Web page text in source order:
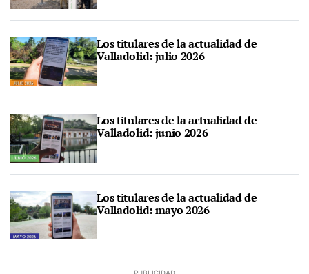
Los titulares de la actualidad de
Valladolid: julio 2026
Los titulares de la actualidad de
Valladolid: junio 2026
Los titulares de la actualidad de
Valladolid: mayo 2026